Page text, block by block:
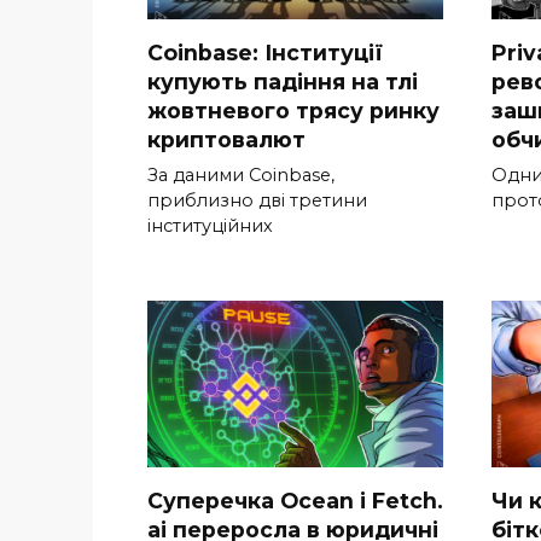
Coinbase: Інституції
купують падіння на тлі
жовтневого трясу ринку
криптовалют
За даними Coinbase,
приблизно дві третини
інституційних
Суперечка Ocean і Fetch.
ai переросла в юридичні
Чи